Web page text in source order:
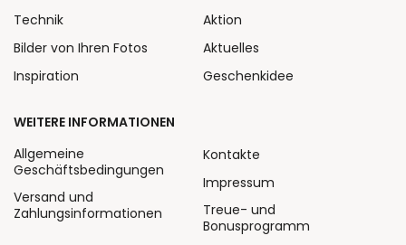
Technik
Bilder von Ihren Fotos
Inspiration
Aktion
Aktuelles
Geschenkidee
WEITERE INFORMATIONEN
Allgemeine
Geschäftsbedingungen
Versand und
Zahlungsinformationen
Kontakte
Impressum
Treue- und
Bonusprogramm